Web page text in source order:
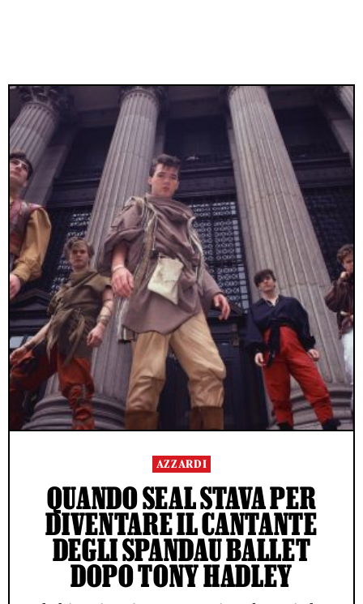
AZZARDI
QUANDO SEAL STAVA PER
DIVENTARE IL CANTANTE
DEGLI SPANDAU BALLET
DOPO TONY HADLEY